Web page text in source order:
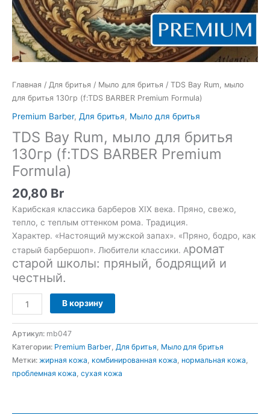
Главная / Для бритья / Мыло для бритья / TDS Bay Rum, мыло
для бритья 130гр (f:TDS BARBER Premium Formula)
Premium Barber, Для бритья, Мыло для бритья
TDS Bay Rum, мыло для бритья
130гр (f:TDS BARBER Premium
Formula)
20,80 Br
Карибская классика барберов XIX века. Пряно, свежо,
тепло, с теплым оттенком рома. Традиция.
Характер. «Настоящий мужской запах». «Пряно, бодро, как
старый барбершоп». Любители классики. Аромат
старой школы: пряный, бодрящий и
честный.
Количество
товара
TDS
Bay
Rum,
мыло
для
В корзину
Артикул: mb047
Категории: Premium Barber, Для бритья, Мыло для бритья
Метки: жирная кожа, комбинированная кожа, нормальная кожа,
проблемная кожа, сухая кожа